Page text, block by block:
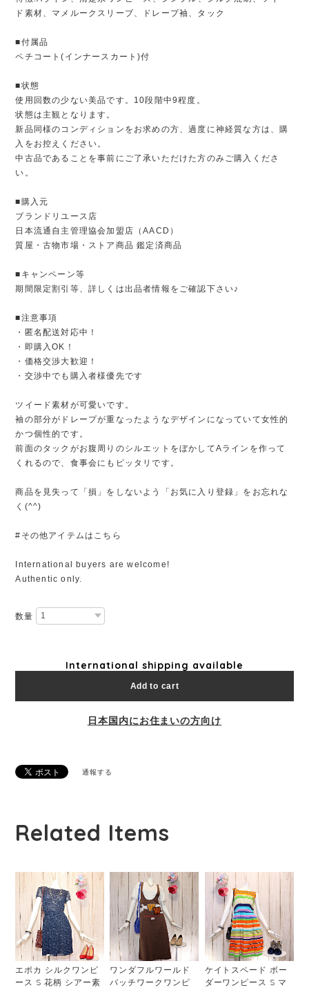
ド素材、マメルークスリーブ、ドレープ袖、タック
■付属品
ペチコート(インナースカート)付
■状態
使用回数の少ない美品です。10段階中9程度。
状態は主観となります。
新品同様のコンディションをお求めの方、過度に神経質な方は、購
入をお控えください。
中古品であることを事前にご了承いただけた方のみご購入くださ
い。
■購入元
ブランドリユース店
日本流通自主管理協会加盟店（AACD）
質屋・古物市場・ストア商品 鑑定済商品
■キャンペーン等
期間限定割引等、詳しくは出品者情報をご確認下さい♪
■注意事項
・匿名配送対応中！
・即購入OK！
・価格交渉大歓迎！
・交渉中でも購入者様優先です
ツイード素材が可愛いです。
袖の部分がドレープが重なったようなデザインになっていて女性的
かつ個性的です。
前面のタックがお腹周りのシルエットをぼかしてAラインを作って
くれるので、食事会にもピッタリです。
商品を見失って「損」をしないよう「お気に入り登録」をお忘れな
く(^^)
#その他アイテムはこちら
International buyers are welcome!
Authentic only.
数量
International shipping available
Add to cart
日本国内にお住まいの方向け
通報する
Related Items
エポカ シルクワンピ
ース S 花柄 シアー素
ワンダフルワールド
パッチワークワンピ
ケイトスペード ボー
ダーワンピース S マ